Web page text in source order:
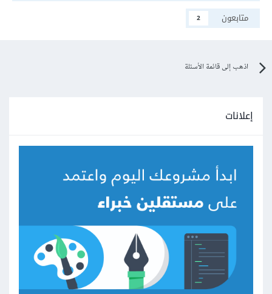
متابعون
2
اذهب إلى قائمة الأسئلة
إعلانات